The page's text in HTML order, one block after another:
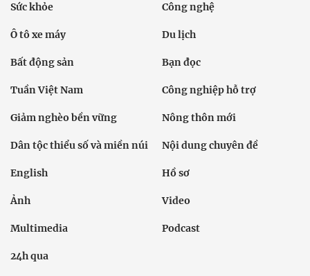
Sức khỏe Công nghệ
Ô tô xe máy Du lịch
Bất động sản Bạn đọc
Tuần Việt Nam Công nghiệp hỗ trợ
Giảm nghèo bền vững Nông thôn mới
Dân tộc thiểu số và miền núi Nội dung chuyên đề
English Hồ sơ
Ảnh Video
Multimedia Podcast
24h qua